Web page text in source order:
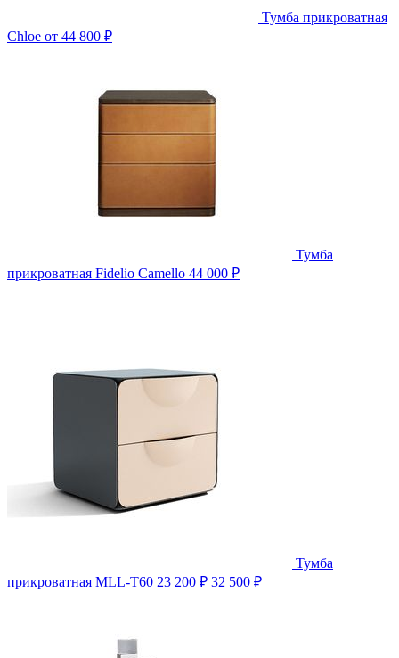
Тумба прикроватная
Chloe от 44 800 ₽
Тумба
прикроватная Fidelio Camello 44 000 ₽
Тумба
прикроватная MLL-T60 23 200 ₽ 32 500 ₽